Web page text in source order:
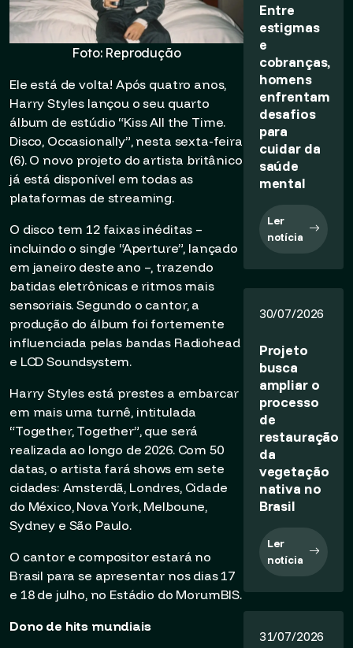
Foto: Reprodução
Ele está de volta! Após quatro anos,
Harry Styles lançou o seu quarto
álbum de estúdio “Kiss All the Time.
Disco, Occasionally”, nesta sexta-feira
(6). O novo projeto do artista britânico
já está disponível em todas as
plataformas de streaming.
O disco tem 12 faixas inéditas –
incluindo o single “Aperture”, lançado
em janeiro deste ano –, trazendo
batidas eletrônicas e ritmos mais
sensoriais. Segundo o cantor, a
produção do álbum foi fortemente
influenciada pelas bandas Radiohead
e LCD Soundsystem.
Harry Styles está prestes a embarcar
em mais uma turnê, intitulada
“Together, Together”, que será
realizada ao longo de 2026. Com 50
datas, o artista fará shows em sete
cidades: Amsterdã, Londres, Cidade
do México, Nova York, Melboune,
Sydney e São Paulo.
O cantor e compositor estará no
Brasil para se apresentar nos dias 17
e 18 de julho, no Estádio do MorumBIS.
Dono de hits mundiais
Entre
estigmas
e
cobranças,
homens
enfrentam
desafios
para
cuidar da
saúde
mental
Ler
notícia
30/07/2026
Projeto
busca
ampliar o
processo
de
restauração
da
vegetação
nativa no
Brasil
Ler
notícia
31/07/2026